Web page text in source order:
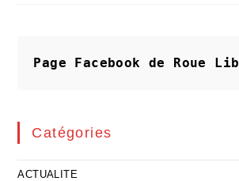
Plane
Sur
Page Facebook de Roue
Catégories
ACTUALITE